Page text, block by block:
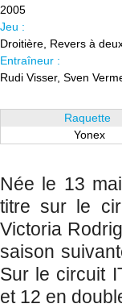
2005
Jeu :
Droitière, Revers à
Entraîneur :
Rudi Visser, Sven
Raquette
Yonex
Née le 13
titre sur le
Victoria
saison
Sur le circuit
et 12 en